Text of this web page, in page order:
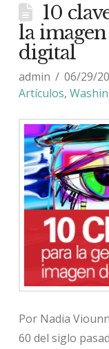
10
la
digital
admin
06/29/
Artículos,
Por Nadia
60 del siglo